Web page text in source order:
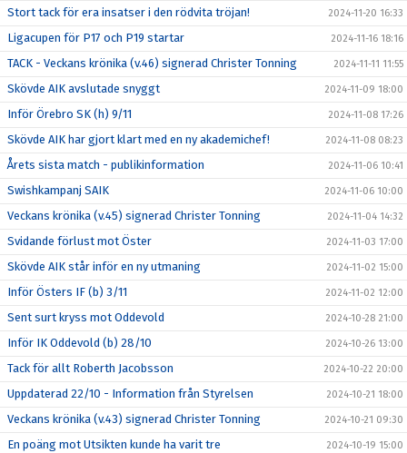
Stort tack för era insatser i den rödvita tröjan! 2024-11-20 16:33
Ligacupen för P17 och P19 startar 2024-11-16 18:16
TACK - Veckans krönika (v.46) signerad Christer Tonning 2024-11-11 11:55
Skövde AIK avslutade snyggt 2024-11-09 18:00
Inför Örebro SK (h) 9/11 2024-11-08 17:26
Skövde AIK har gjort klart med en ny akademichef! 2024-11-08 08:23
Årets sista match - publikinformation 2024-11-06 10:41
Swishkampanj SAIK 2024-11-06 10:00
Veckans krönika (v.45) signerad Christer Tonning 2024-11-04 14:32
Svidande förlust mot Öster 2024-11-03 17:00
Skövde AIK står inför en ny utmaning 2024-11-02 15:00
Inför Östers IF (b) 3/11 2024-11-02 12:00
Sent surt kryss mot Oddevold 2024-10-28 21:00
Inför IK Oddevold (b) 28/10 2024-10-26 13:00
Tack för allt Roberth Jacobsson 2024-10-22 20:00
Uppdaterad 22/10 - Information från Styrelsen 2024-10-21 18:00
Veckans krönika (v.43) signerad Christer Tonning 2024-10-21 09:30
En poäng mot Utsikten kunde ha varit tre 2024-10-19 15:00